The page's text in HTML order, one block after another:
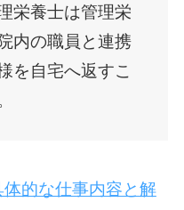
栄養士は管理栄
内の職員と連携
を自宅へ返すこ
的な仕事内容と解